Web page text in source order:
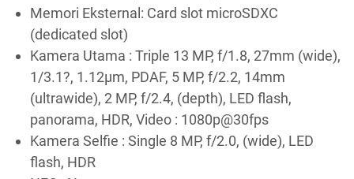
Memori Eksternal: Card slot microSDXC
(dedicated slot)
Kamera Utama : Triple 13 MP, f/1.8, 27mm (wide),
1/3.1?, 1.12µm, PDAF, 5 MP, f/2.2, 14mm
(ultrawide), 2 MP, f/2.4, (depth), LED flash,
panorama, HDR, Video : 1080p@30fps
Kamera Selfie : Single 8 MP, f/2.0, (wide), LED
flash, HDR